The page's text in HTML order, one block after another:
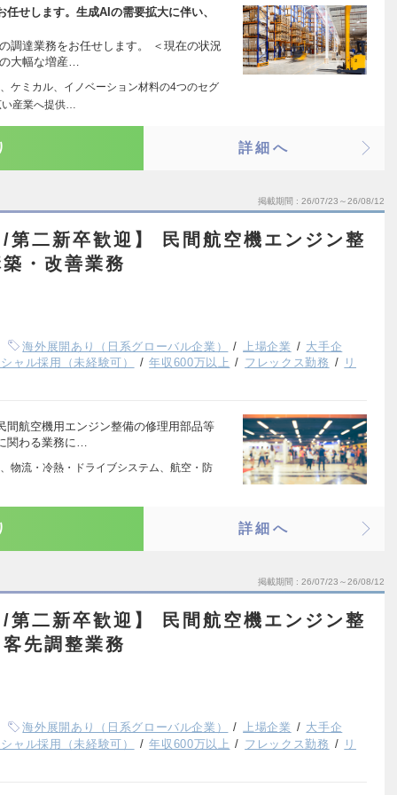
せします。生成AIの需要拡大に伴い、
調達業務をお任せします。 ＜現在の状況
大幅な増産…
ケミカル、イノベーション材料の4つのセグ
産業へ提供…
詳細へ
掲載期間 26/07/23～26/08/12
第二新卒歓迎】 民間航空機エンジン整
・改善業務
海外展開あり（日系グローバル企業） 上場企業
大手企
ャル採用（未経験可）
年収600万以上 フレックス勤務 リ
間航空機用エンジン整備の修理用部品等
関わる業務に…
物流・冷熱・ドライブシステム、航空・防
詳細へ
掲載期間 26/07/23～26/08/12
第二新卒歓迎】 民間航空機エンジン整
先調整業務
海外展開あり（日系グローバル企業） 上場企業
大手企
ャル採用（未経験可）
年収600万以上 フレックス勤務 リ